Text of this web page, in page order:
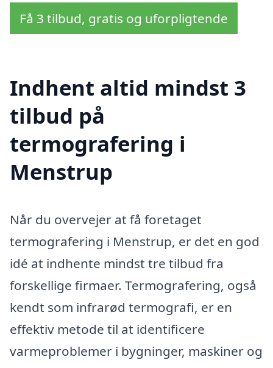
Få 3 tilbud, gratis og uforpligtende
Indhent altid mindst 3
tilbud på
termografering i
Menstrup
Når du overvejer at få foretaget
termografering i Menstrup, er det en god
idé at indhente mindst tre tilbud fra
forskellige firmaer. Termografering, også
kendt som infrarød termografi, er en
effektiv metode til at identificere
varmeproblemer i bygninger, maskiner og